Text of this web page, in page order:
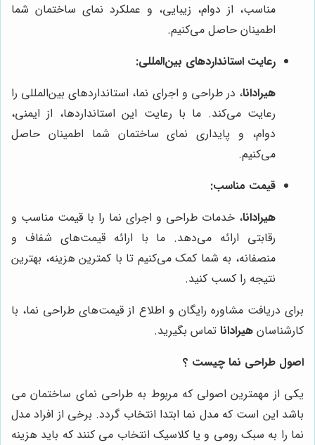
مناسب، از دوام، زیبایی، و عملکرد نمای ساختمان شما
اطمینان حاصل می‌کنیم.
رعایت استانداردهای بین‌المللی:
هیرادانا، در طراحی و اجرای نما، استانداردهای بین‌المللی را
رعایت می‌کند. ما با رعایت این استانداردها، از ایمنی،
دوام، و پایداری نمای ساختمان شما اطمینان حاصل
می‌کنیم.
قیمت مناسب:
هیرادانا، خدمات طراحی و اجرای نما را با قیمت مناسب و
رقابتی ارائه می‌دهد. ما با ارائه قیمت‌های شفاف و
منصفانه، به شما کمک می‌کنیم تا با کمترین هزینه، بهترین
نتیجه را کسب کنید.
برای دریافت مشاوره رایگان و اطلاع از قیمت‌های طراحی نما، با
کارشناسان هیرادانا تماس بگیرید.
اصول طراحی نما چیست ؟
یکی از مهمترین اصولی که مربوط به طراحی نمای ساختمان می
باشد این است که مدل نما ابتدا انتخاب گردد. برخی از افراد مدل
نما را به سبک رومی و یا کلاسیک انتخاب می‌ کنند که باید هزینه